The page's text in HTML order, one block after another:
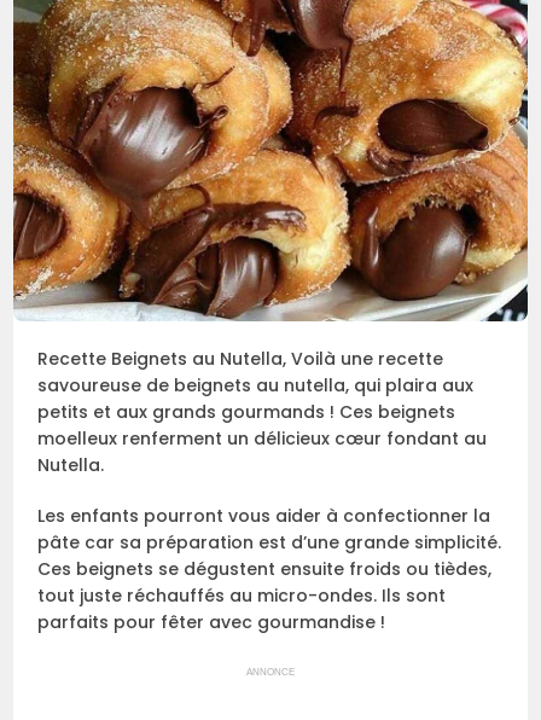
Recette Beignets au Nutella, Voilà une recette
savoureuse de beignets au nutella, qui plaira aux
petits et aux grands gourmands ! Ces beignets
moelleux renferment un délicieux cœur fondant au
Nutella.
Les enfants pourront vous aider à confectionner la
pâte car sa préparation est d’une grande simplicité.
Ces beignets se dégustent ensuite froids ou tièdes,
tout juste réchauffés au micro-ondes. Ils sont
parfaits pour fêter avec gourmandise !
ANNONCE